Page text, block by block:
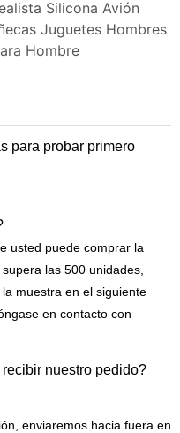
para probar primero
usted puede comprar la
las 500 unidades,
muestra en el siguiente
en contacto con
nuestro pedido?
enviaremos hacia fuera en